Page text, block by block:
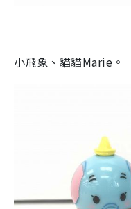
小飛象、貓貓Marie 。